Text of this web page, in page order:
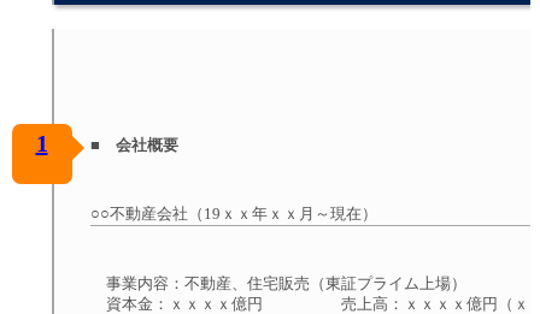
1 ■ 会社概要
○○不動産会社（19ｘｘ年ｘｘ月～現在）
事業内容：不動産、住宅販売（東証プライム上場）
資本金：ｘｘｘｘ億円 売上高：ｘｘｘｘ億円